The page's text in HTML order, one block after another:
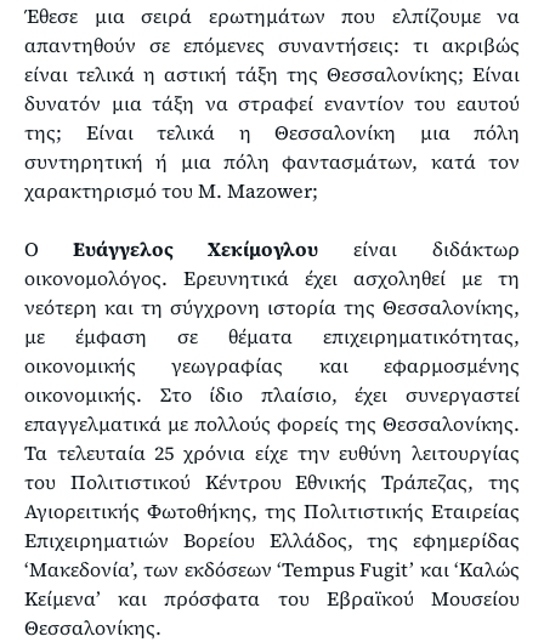
Έθεσε μια σειρά ερωτημάτων που ελπίζουμε να
απαντηθούν σε επόμενες συναντήσεις: τι ακριβώς
είναι τελικά η αστική τάξη της Θεσσαλονίκης; Είναι
δυνατόν μια τάξη να στραφεί εναντίον του εαυτού
της; Είναι τελικά η Θεσσαλονίκη μια πόλη
συντηρητική ή μια πόλη φαντασμάτων, κατά τον
χαρακτηρισμό του M. Mazower;
Ο Ευάγγελος Χεκίμογλου είναι διδάκτωρ
οικονομολόγος. Ερευνητικά έχει ασχοληθεί με τη
νεότερη και τη σύγχρονη ιστορία της Θεσσαλονίκης,
με έμφαση σε θέματα επιχειρηματικότητας,
οικονομικής γεωγραφίας και εφαρμοσμένης
οικονομικής. Στο ίδιο πλαίσιο, έχει συνεργαστεί
επαγγελματικά με πολλούς φορείς της Θεσσαλονίκης.
Τα τελευταία 25 χρόνια είχε την ευθύνη λειτουργίας
του Πολιτιστικού Κέντρου Εθνικής Τράπεζας, της
Αγιορειτικής Φωτοθήκης, της Πολιτιστικής Εταιρείας
Επιχειρηματιών Βορείου Ελλάδος, της εφημερίδας
‘Μακεδονία’, των εκδόσεων ‘Tempus Fugit’ και ‘Καλώς
Κείμενα’ και πρόσφατα του Εβραϊκού Μουσείου
Θεσσαλονίκης.